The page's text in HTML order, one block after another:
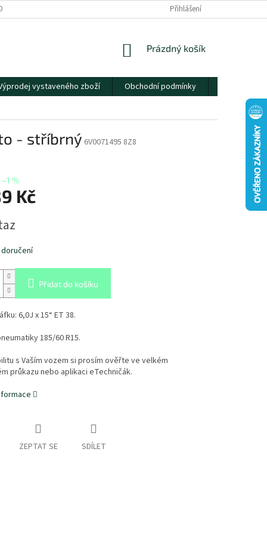
ÚDAJŮ Přihlášení
NÁKUPNÍ
Prázdný košík
vystaveného zboží Obchodní podmínky
- stříbrný 6V0071495 8Z8
–1 %
Kč
Přidat do košíku
6,0J x 15“ ET 38.
185/60 R15.
s Vaším vozem si prosím ověřte ve velkém
průkazu nebo aplikaci eTechničák.
ZEPTAT SE SDÍLET